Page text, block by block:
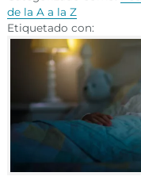
de la A a la Z
Etiquetado con: